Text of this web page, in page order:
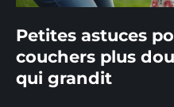
Petites astuces
couchers plus
qui grandit